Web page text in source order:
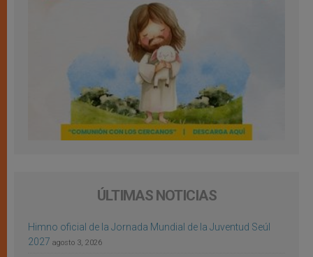
ÚLTIMAS NOTICIAS
Himno oficial de la Jornada Mundial de la Juventud Seúl
2027 agosto 3, 2026